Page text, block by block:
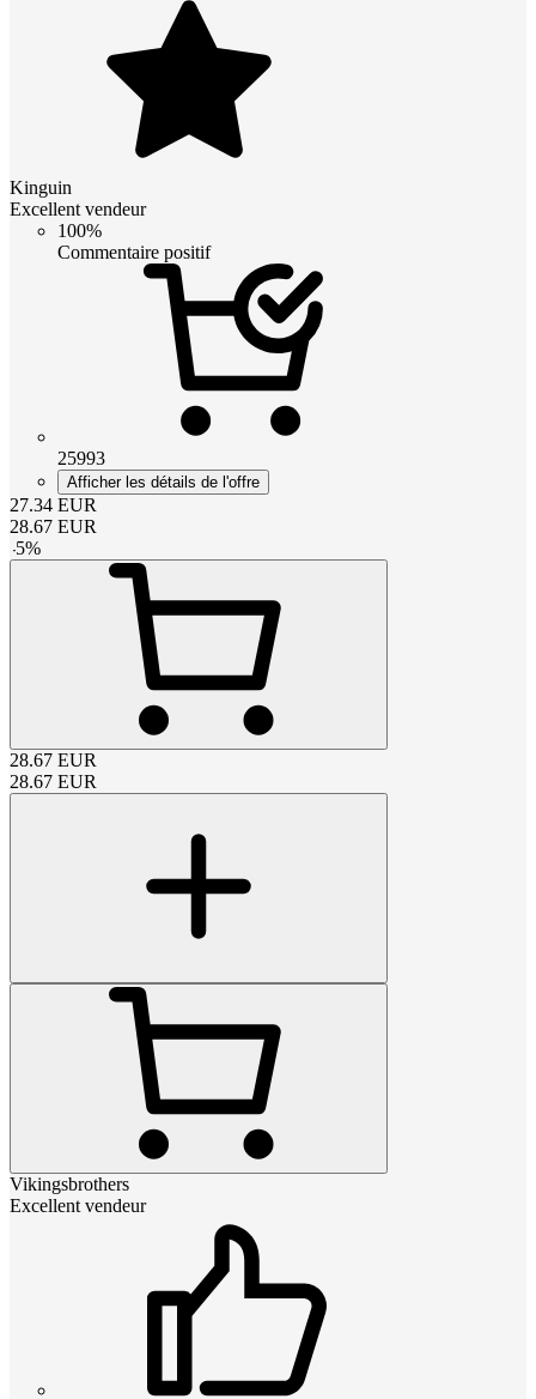
Kinguin
Excellent vendeur
100%
Commentaire positif
25993
Afficher les détails de l'offre
27.34 EUR
28.67 EUR
-5%
28.67 EUR
28.67 EUR
Vikingsbrothers
Excellent vendeur